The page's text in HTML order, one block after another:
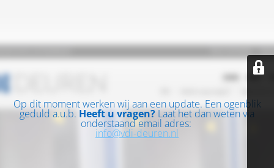
Op dit moment werken wij aan een update. Een ogenblik
geduld a.u.b. Heeft u vragen? Laat het dan weten via
onderstaand email adres:
info@vdi-deuren.nl